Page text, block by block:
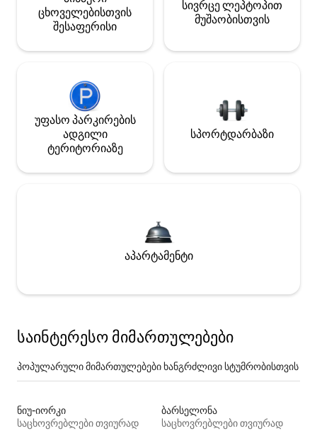
ცხოველებისთვის
შესაფერისი
სივრცე ლეპტოპით
მუშაობისთვის
უფასო პარკირების
ადგილი
ტერიტორიაზე
სპორტდარბაზი
აპარტამენტი
საინტერესო მიმართულებები
პოპულარული მიმართულებები ხანგრძლივი სტუმრობისთვის
ნიუ-იორკი
საცხოვრებლები თვიურად
ბარსელონა
საცხოვრებლები თვიურად